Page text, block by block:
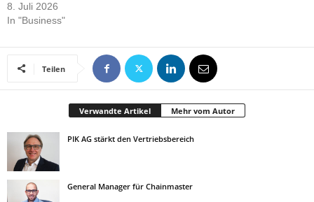
8. Juli 2026
In "Business"
Teilen
Verwandte Artikel Mehr vom Autor
PIK AG stärkt den Vertriebsbereich
General Manager für Chainmaster